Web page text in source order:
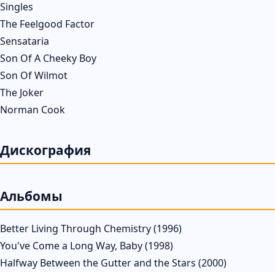
Singles
The Feelgood Factor
Sensataria
Son Of A Cheeky Boy
Son Of Wilmot
The Joker
Norman Cook
Дискография
Альбомы
Better Living Through Chemistry (1996)
You've Come a Long Way, Baby (1998)
Halfway Between the Gutter and the Stars (2000)